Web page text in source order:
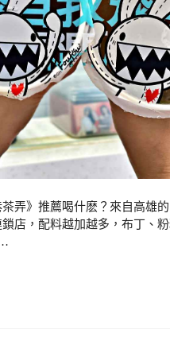
弄》推薦喝什麽？來自高雄
店，配料越加越多，布丁、